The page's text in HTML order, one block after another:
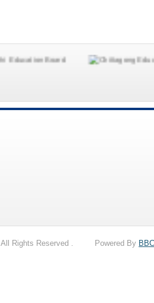
All Rights Reserved . Powered By